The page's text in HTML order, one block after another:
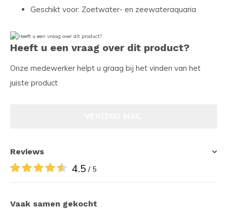
Geschikt voor: Zoetwater- en zeewateraquaria
Heeft u een vraag over dit product?
Onze medewerker helpt u graag bij het vinden van het
juiste product
Reviews
4.5 / 5
Vaak samen gekocht